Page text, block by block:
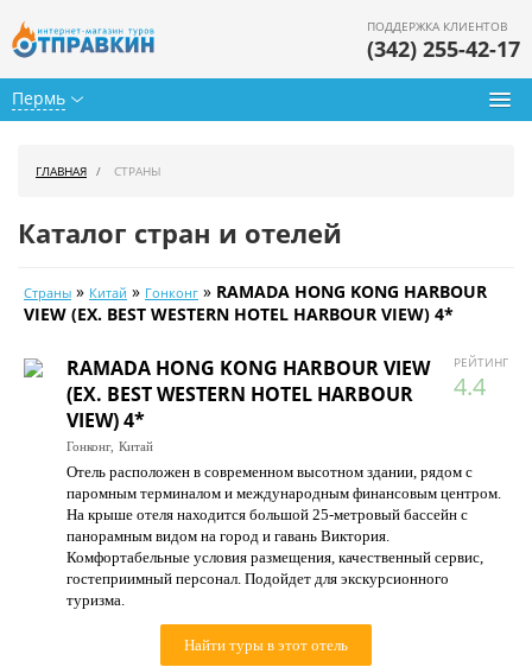
Пермь
ПОДДЕРЖКА КЛИЕНТОВ
(342) 255-42-17
Календарь туров
Цены дня
Страны
Как купить
О нас
Контакты
ГЛАВНАЯ СТРАНЫ
Каталог стран и отелей
Страны » Китай » Гонконг » RAMADA HONG KONG HARBOUR
VIEW (EX. BEST WESTERN HOTEL HARBOUR VIEW) 4*
РЕЙТИНГ
4.4
RAMADA HONG KONG HARBOUR VIEW
(EX. BEST WESTERN HOTEL HARBOUR
VIEW) 4*
Гонконг, Китай
Отель расположен в современном высотном здании, рядом с
паромным терминалом и международным финансовым центром.
На крыше отеля находится большой 25-метровый бассейн с
панорамным видом на город и гавань Виктория.
Комфортабельные условия размещения, качественный сервис,
гостеприимный персонал. Подойдет для экскурсионного
туризма.
Найти туры в этот отель